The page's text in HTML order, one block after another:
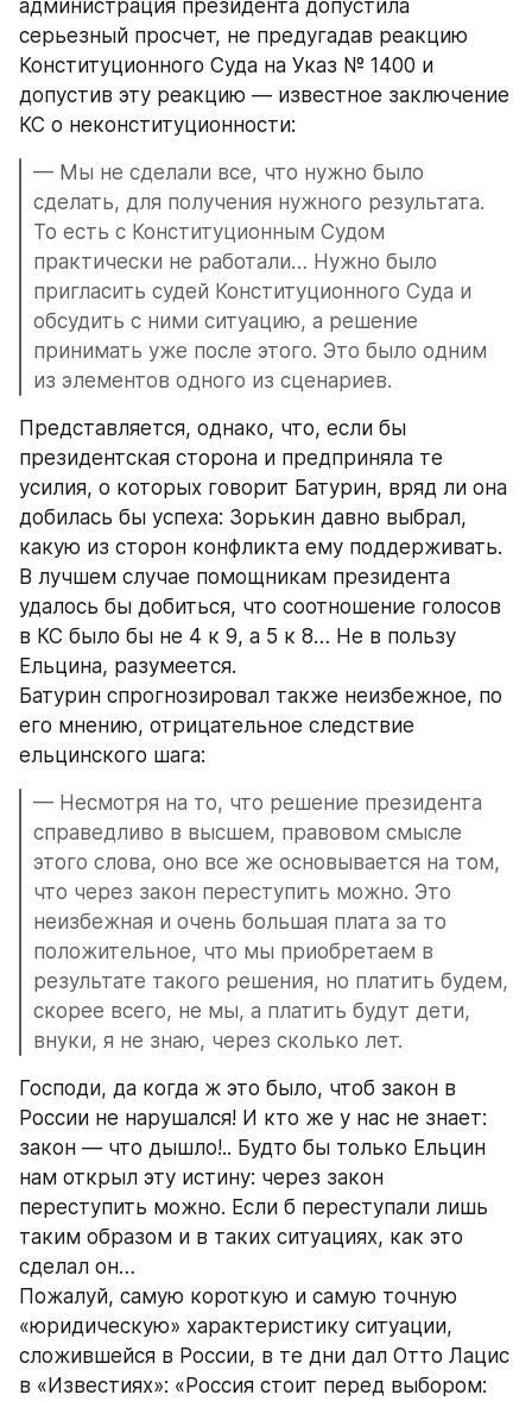
администрация президента допустила
серьезный просчет, не предугадав реакцию
Конституционного Суда на Указ № 1400 и
допустив эту реакцию — известное заключение
КС о неконституционности:
— Мы не сделали все, что нужно было
сделать, для получения нужного результата.
То есть с Конституционным Судом
практически не работали… Нужно было
пригласить судей Конституционного Суда и
обсудить с ними ситуацию, а решение
принимать уже после этого. Это было одним
из элементов одного из сценариев.
Представляется, однако, что, если бы
президентская сторона и предприняла те
усилия, о которых говорит Батурин, вряд ли она
добилась бы успеха: Зорькин давно выбрал,
какую из сторон конфликта ему поддерживать.
В лучшем случае помощникам президента
удалось бы добиться, что соотношение голосов
в КС было бы не 4 к 9, а 5 к 8… Не в пользу
Ельцина, разумеется.
Батурин спрогнозировал также неизбежное, по
его мнению, отрицательное следствие
ельцинского шага:
— Несмотря на то, что решение президента
справедливо в высшем, правовом смысле
этого слова, оно все же основывается на том,
что через закон переступить можно. Это
неизбежная и очень большая плата за то
положительное, что мы приобретаем в
результате такого решения, но платить будем,
скорее всего, не мы, а платить будут дети,
внуки, я не знаю, через сколько лет.
Господи, да когда ж это было, чтоб закон в
России не нарушался! И кто же у нас не знает:
закон — что дышло!.. Будто бы только Ельцин
нам открыл эту истину: через закон
переступить можно. Если б переступали лишь
таким образом и в таких ситуациях, как это
сделал он…
Пожалуй, самую короткую и самую точную
«юридическую» характеристику ситуации,
сложившейся в России, в те дни дал Отто Лацис
в «Известиях»: «Россия стоит перед выбором: